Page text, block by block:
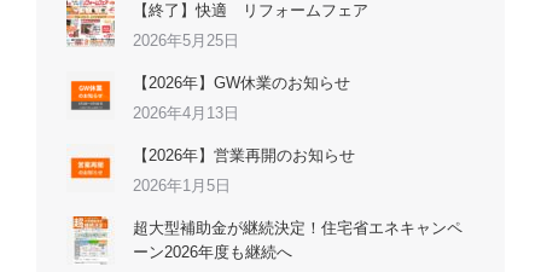
【終了】快適 リフォームフェア
2026年5月25日
【2026年】GW休業のお知らせ
2026年4月13日
【2026年】営業再開のお知らせ
2026年1月5日
超大型補助金が継続決定！住宅省エネキャンペ
ーン2026年度も継続へ